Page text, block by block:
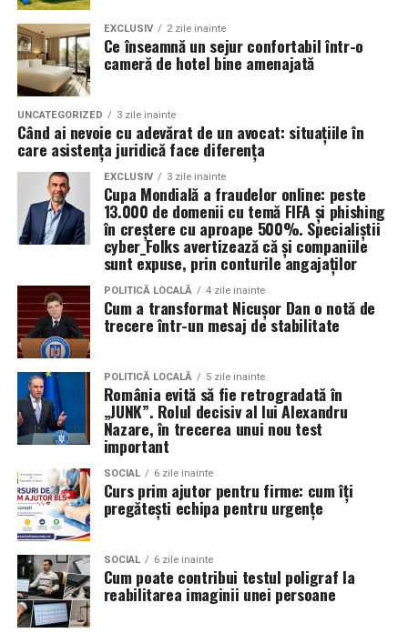
Distincții pentru contribuții remarcabile la relația
bilaterală
Un moment special al serii l-a constituit acordarea a
douăCertificate de Apreciere
Ambassador Zuckerman în numele comunității Alianța.
Michael L. Dickersona fost distins pentru
angajamentul diplomatic exemplar, viziunea strategică
și rolul activ în consolidarea cooperării economice,
energetice și de securitate dintre cele două țări, precum
și pentru prietenia sa autentică față de România.
Christopher Gruber, Regional Security Officer în
cadrul Ambasadei SUA la București, a primit
recunoașterea pentru profesionalism, dedicare și
leadership în protejarea personalului și intereselor
americane, și pentru colaborarea strânsă cu autoritățile
române în întărirea securității comune.
Dincolo de agendă, întâlnirea a evidențiat o realitate mai
amplă: relația România–Statele Unite nu este susținută
doar instituțional, ci și de o rețea tot mai solidă de lideri
și comunități care investesc direct în viitorul acestui
parteneriat, inclusiv în capacitatea sa de a răspunde
coerent provocărilor de securitate din regiune.
Alianța – platformă de referință a cooperării
transatlantice
EXCLUSIV 2 zile inainte
Ce înseamnă un sejur confortabil într-o
cameră de hotel bine amenajată
UNCATEGORIZED 3 zile inainte
Când ai nevoie cu adevărat de un avocat: situațiile în
care asistența juridică face diferența
EXCLUSIV 3 zile inainte
Cupa Mondială a fraudelor online: peste
13.000 de domenii cu temă FIFA și phishing
în creștere cu aproape 500%. Specialiștii
cyber_Folks avertizează că și companiile
sunt expuse, prin conturile angajaților
POLITICĂ LOCALĂ 4 zile inainte
Cum a transformat Nicușor Dan o notă de
trecere într-un mesaj de stabilitate
POLITICĂ LOCALĂ 5 zile inainte
România evită să fie retrogradată în
„JUNK”. Rolul decisiv al lui Alexandru
Nazare, în trecerea unui nou test
important
SOCIAL 6 zile inainte
Curs prim ajutor pentru firme: cum îți
pregătești echipa pentru urgențe
SOCIAL 6 zile inainte
Cum poate contribui testul poligraf la
reabilitarea imaginii unei persoane